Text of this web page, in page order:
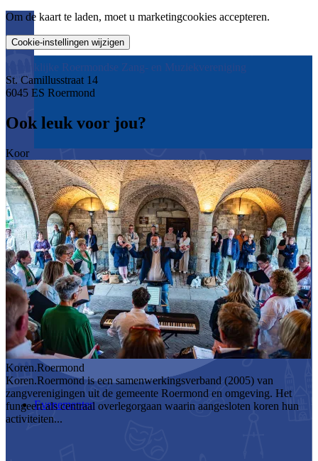
Evenementen
Om de kaart te laden, moet u marketingcookies accepteren.
Cookie-instellingen wijzigen
Koninklijke Roermondse Zang- en Muziekvereniging
St. Camillusstraat 14
6045 ES Roermond
Ook leuk voor jou?
Koor
Koren.Roermond
Koren.Roermond is een samenwerkingsverband (2005) van
zangverenigingen uit de gemeente Roermond en omgeving. Het
fungeert als centraal overlegorgaan waarin aangesloten koren hun
activiteiten...